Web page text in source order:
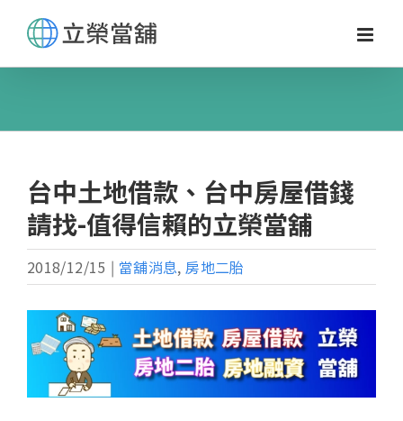
content
台中土地借款、台中房屋借錢
請找-值得信賴的立榮當舖
2018/12/15 | 當舖消息,房地二胎